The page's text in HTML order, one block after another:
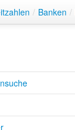
/ Banken /